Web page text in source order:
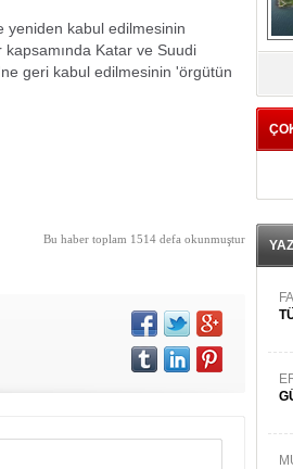
yeniden kabul edilmesinin
kapsamında Katar ve Suudi
geri kabul edilmesinin 'örgütün
Bu haber toplam 1514 defa okunmuştur